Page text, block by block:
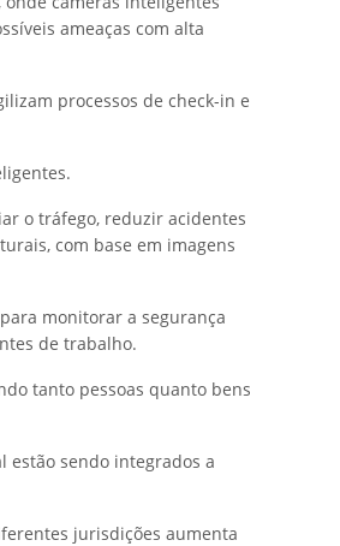
ameaças com alta
processos de check-in e
o tráfego, reduzir acidentes
com base em imagens
monitorar a segurança
de trabalho.
tanto pessoas quanto bens
estão sendo integrados a
jurisdições aumenta